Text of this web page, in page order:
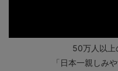
50万人以上
「日本一親しみ